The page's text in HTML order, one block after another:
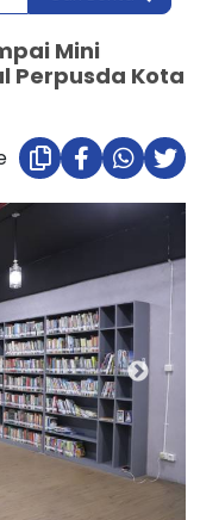
Mini
Perpusda Kota